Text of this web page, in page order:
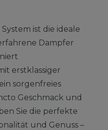
ist die ideale
Dampfer
erstklassiger
sorgenfreies
Geschmack und
Sie die perfekte
und Genuss –